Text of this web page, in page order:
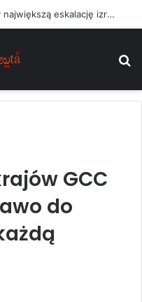
Siły pokojowe ONZ odnotowały największą eskalację izraelskich działań w Libanie od czasu zawieszenia broni w czerwcu
GCC
do